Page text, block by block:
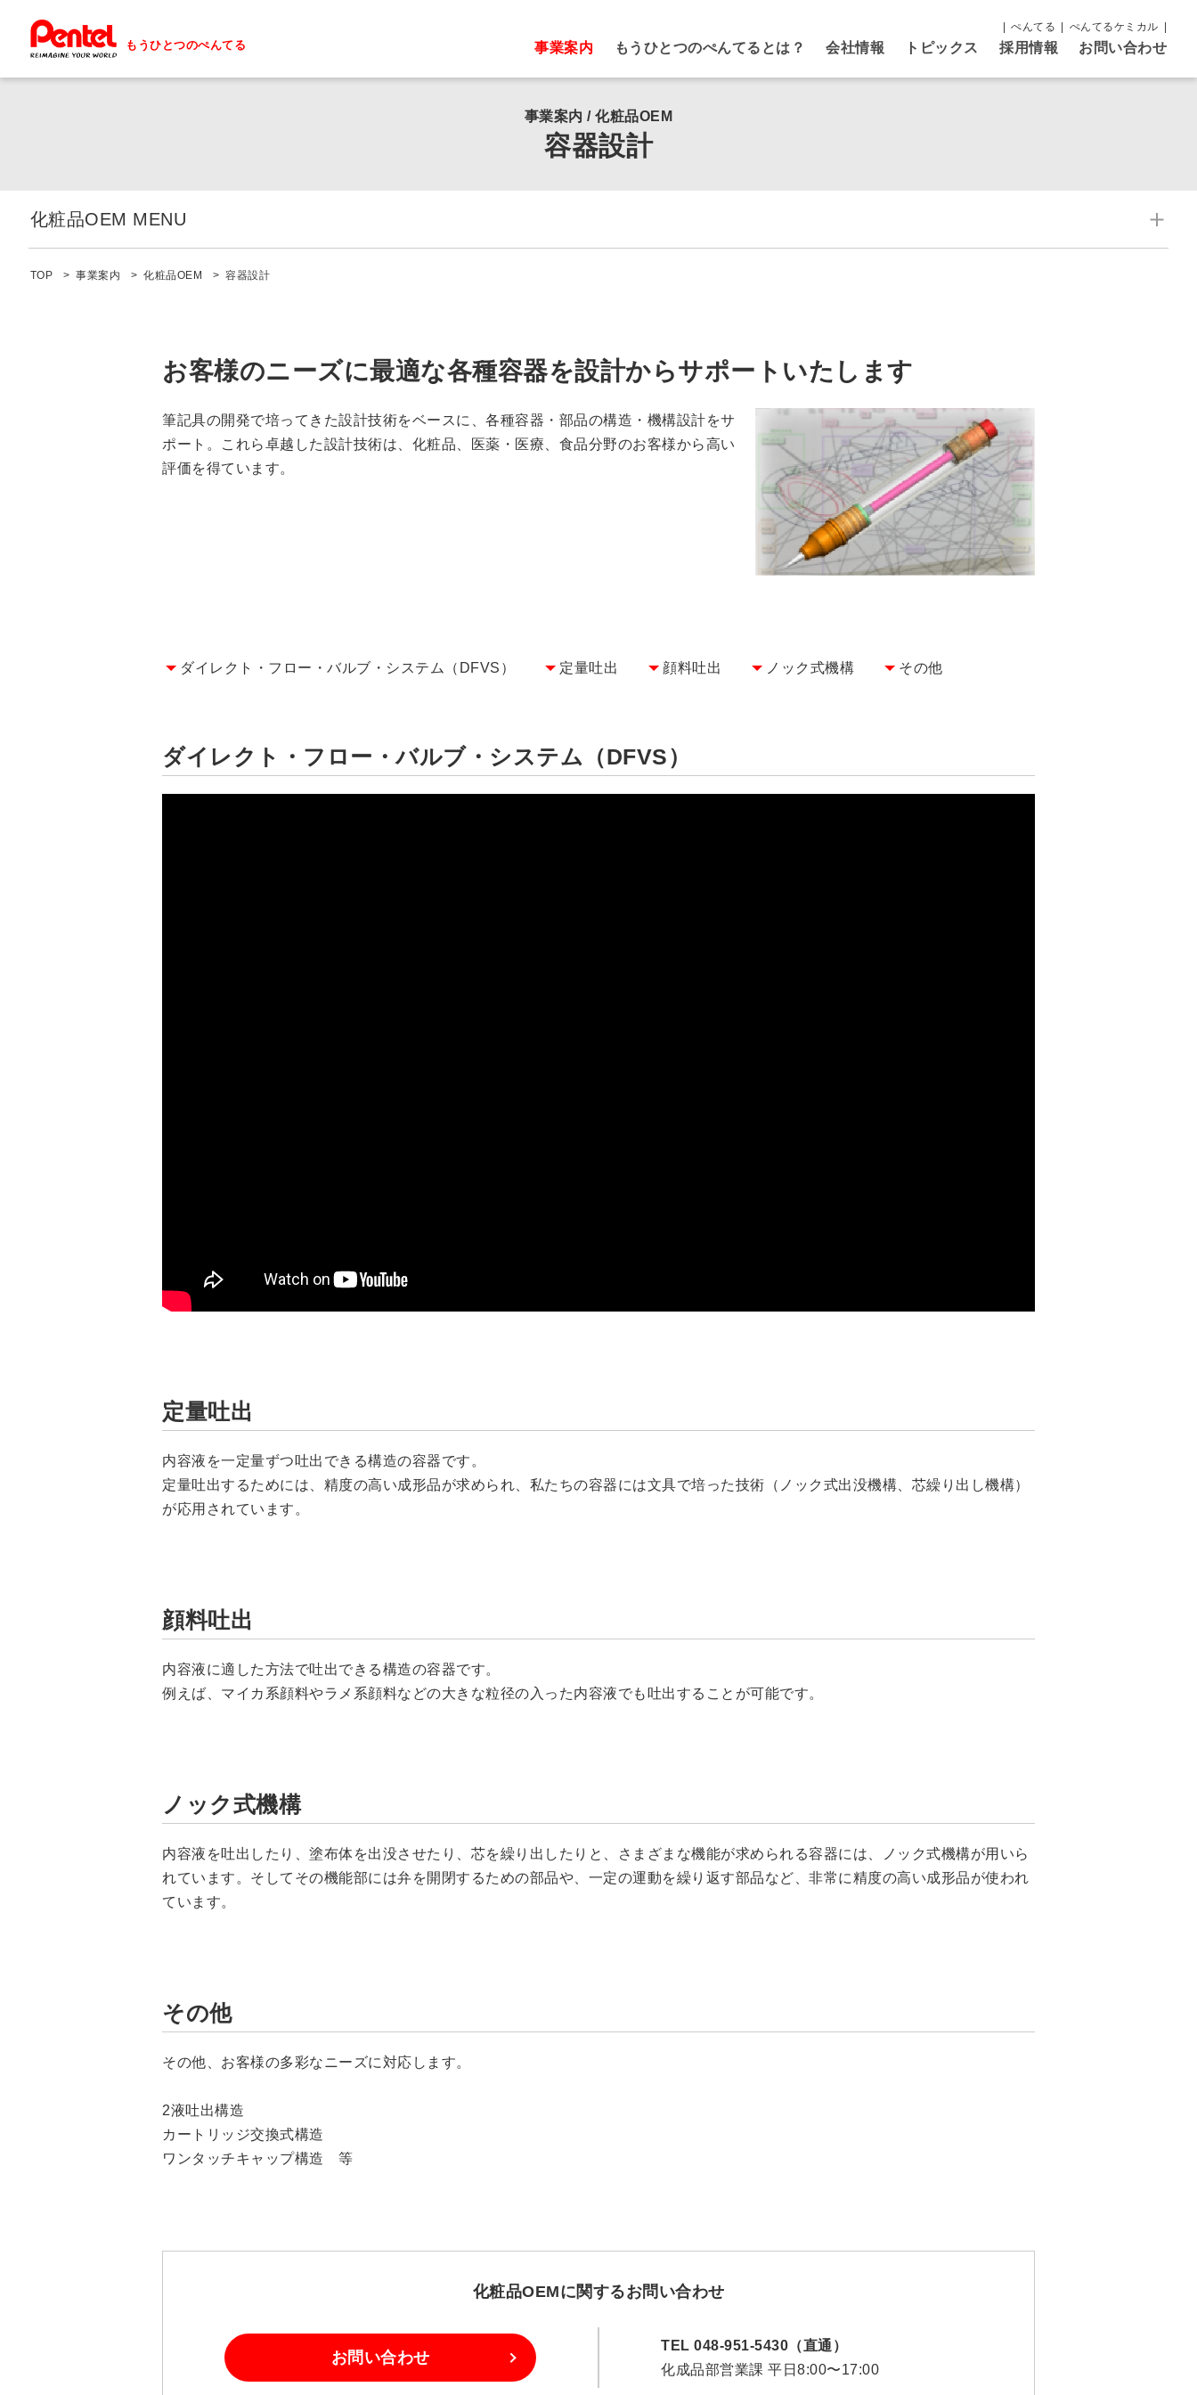
もうひとつのぺんてる
ぺんてる ぺんてるケミカル
事業案内 もうひとつのぺんてるとは？ 会社情報 トピックス 採用情報 お問い合わせ
事業案内 / 化粧品OEM
容器設計
化粧品OEM MENU
化粧品OEM 一覧へ
ペン型化粧品容器
TOP 事業案内 化粧品OEM 容器設計
お客様のニーズに最適な各種容器を設計からサポートいたします
筆記具の開発で培ってきた設計技術をベースに、各種容器・部品の構造・機構設計をサ
ポート。これら卓越した設計技術は、化粧品、医薬・医療、食品分野のお客様から高い
評価を得ています。
ダイレクト・フロー・バルブ・システム（DFVS） 定量吐出 顔料吐出 ノック式機構 その他
ダイレクト・フロー・バルブ・システム（DFVS）
定量吐出
内容液を一定量ずつ吐出できる構造の容器です。
定量吐出するためには、精度の高い成形品が求められ、私たちの容器には文具で培った技術（ノック式出没機構、芯繰り出し機構）
が応用されています。
顔料吐出
内容液に適した方法で吐出できる構造の容器です。
例えば、マイカ系顔料やラメ系顔料などの大きな粒径の入った内容液でも吐出することが可能です。
ノック式機構
内容液を吐出したり、塗布体を出没させたり、芯を繰り出したりと、さまざまな機能が求められる容器には、ノック式機構が用いら
れています。そしてその機能部には弁を開閉するための部品や、一定の運動を繰り返す部品など、非常に精度の高い成形品が使われ
ています。
その他
その他、お客様の多彩なニーズに対応します。
2液吐出構造
カートリッジ交換式構造
ワンタッチキャップ構造 等
化粧品OEMに関するお問い合わせ
お問い合わせ
TEL 048-951-5430（直通）
化成品部営業課 平日8:00〜17:00